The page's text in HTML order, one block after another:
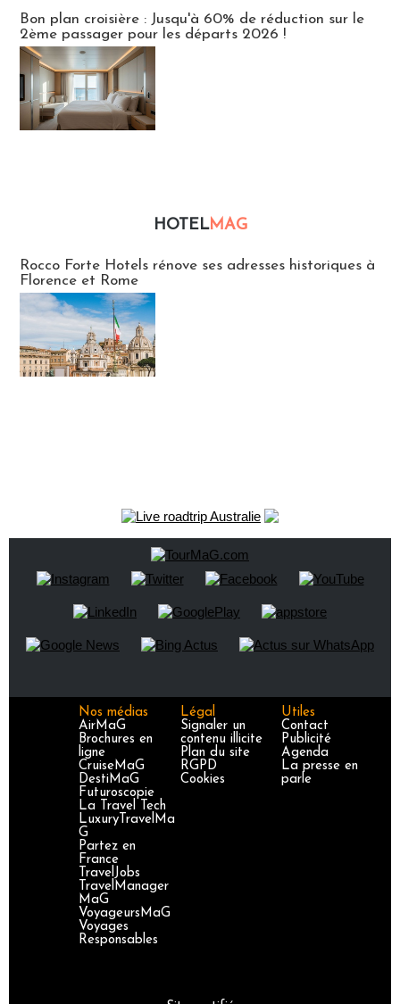
Bon plan croisière : Jusqu'à 60% de réduction sur le
2ème passager pour les départs 2026 !
HOTELMAG
Rocco Forte Hotels rénove ses adresses historiques à
Florence et Rome
Nos médias
AirMaG
Brochures en
ligne
CruiseMaG
DestiMaG
Futuroscopie
La Travel Tech
LuxuryTravelMa
G
Partez en
France
TravelJobs
TravelManager
MaG
VoyageursMaG
Voyages
Responsables
Légal
Signaler un
contenu illicite
Plan du site
RGPD
Cookies
Utiles
Contact
Publicité
Agenda
La presse en
parle